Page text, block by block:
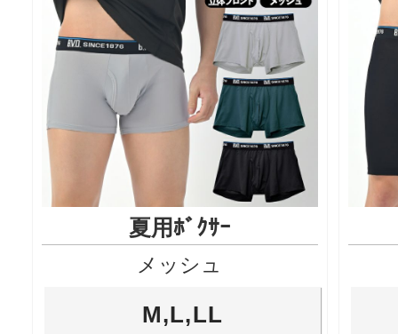
夏用ﾎﾞｸｻｰ
メッシュ
M,L,LL